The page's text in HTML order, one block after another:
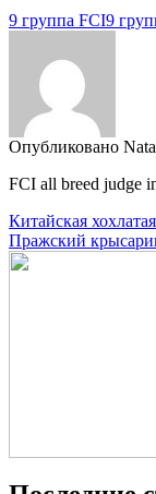
9 группа FCI9
Опубликовано
FCI all breed judge
Навигация
по
Китайская
Пражский